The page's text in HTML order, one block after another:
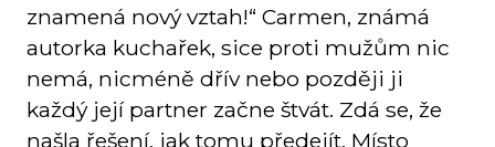
znamená nový vztah!“ Carmen, známá
autorka kuchařek, sice proti mužům nic
nemá, nicméně dřív nebo později ji
každý její partner začne štvát. Zdá se, že
našla řešení, jak tomu předejít. Místo